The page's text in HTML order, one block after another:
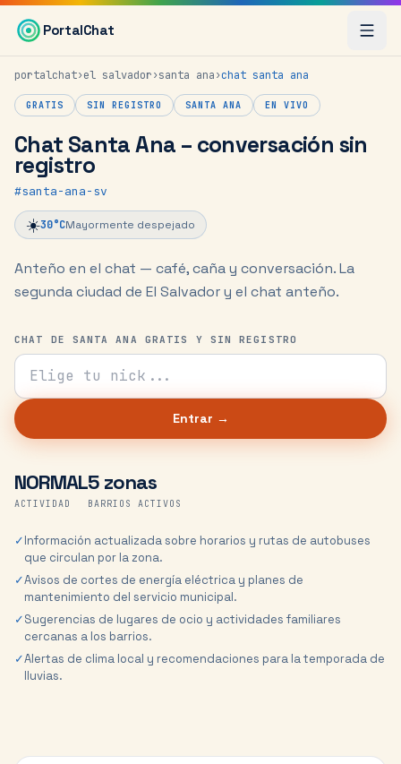
Saltar al contenido principal
PortalChat
portalchat›el salvador›santa ana›chat santa ana
GRATIS SIN REGISTRO SANTA ANA EN VIVO
Chat Santa Ana – conversación sin
registro
#santa-ana-sv
☀️30°CMayormente despejado
Anteño en el chat — café, caña y conversación.La
segunda ciudad de El Salvador y el chat anteño.
CHAT DE SANTA ANA GRATIS Y SIN REGISTRO
Tu nick para el chat
Entrar →
NORMAL
ACTIVIDAD
5 zonas
BARRIOS ACTIVOS
✓Información actualizada sobre horarios y rutas de autobuses
que circulan por la zona.
✓Avisos de cortes de energía eléctrica y planes de
mantenimiento del servicio municipal.
✓Sugerencias de lugares de ocio y actividades familiares
cercanas a los barrios.
✓Alertas de clima local y recomendaciones para la temporada de
lluvias.